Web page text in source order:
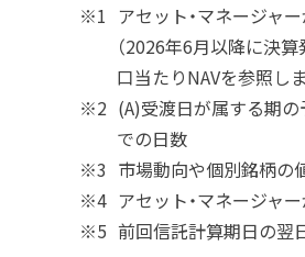
アセット・マネージャ
（2026年6月以降に決
口当たりNAVを参照しま
(A)受渡日が属する期
での日数
市場動向や個別銘柄の
アセット・マネージャ
前回信託計算期日の翌